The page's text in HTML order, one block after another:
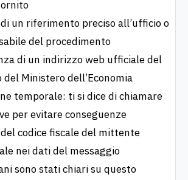
di un riferimento preciso all’ufficio o
del procedimento
di un indirizzo web ufficiale del
del Ministero dell’Economia
temporale: ti si dice di chiamare
per evitare conseguenze
del codice fiscale del mittente
nei dati del messaggio
sono stati chiari su questo